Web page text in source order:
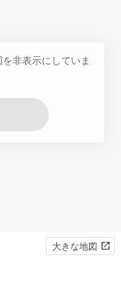
非表示にしていま
大きな地図